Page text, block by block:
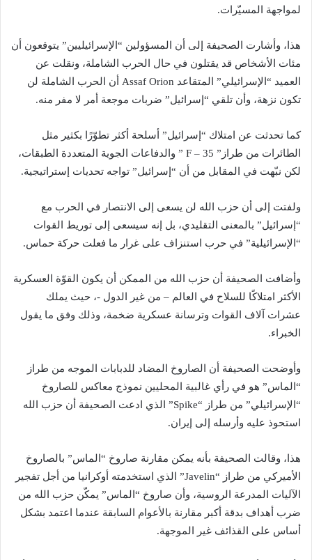
لمواجهة المسيّرات.
هذا، وأشارت الصحيفة إلى أن المسؤولين “الإسرائيليين” يتوقعون أن
مئات الأشخاص قد يقتلون في حال الحرب الشاملة، ونقلت عن
العميد “الإسرائيلي” المتقاعد Assaf Orion أن الحرب الشاملة لن
تكون نزهة، وأن تلقي “إسرائيل” ضربات موجعة أمر لا مفر منه.
كما تحدثت عن امتلاك “إسرائيل” أسلحة أكثر تطوّرًا بكثير مثل
الطائرات من طراز” F – 35 ” والدفاعات الجوية المتعددة الطبقات،
لكن نبّهت في المقابل من أن “إسرائيل” تواجه تحديات إستراتيجية.
ولفتت إلى أن حزب الله لن يسعى إلى الانتصار في الحرب مع
“إسرائيل” بالمعنى التقليدي، بل إنه سيسعى إلى توريط القوات
“الإسرائيلية” في حرب استنزاف على غرار ما فعلت حركة حماس.
وأضافت الصحيفة أن حزب الله من الممكن أن يكون القوّة العسكرية
الأكثر امتلاكًا للسلاح في العالم – من غير الدول -، حيث يملك
عشرات آلاف القوات وترسانة عسكرية ضخمة، وذلك وفق ما يقول
الخبراء.
وأوضحت الصحيفة أن الصاروخ المضاد للدبابات الموجه من طراز
“الماس” هو في رأي غالبية المحليين نموذج معاكس للصاروخ
“الإسرائيلي” من طراز “Spike” الذي ادعت الصحيفة أن حزب الله
استحوذ عليه وأرسله إلى إيران.
هذا، وقالت الصحيفة بأنه يمكن مقارنة صاروخ “الماس” بالصاروخ
الأميركي من طراز “Javelin” الذي استخدمته أوكرانيا من أجل تفجير
الآليات المدرعة الروسية، وأن صاروخ “الماس” يمكّن حزب الله من
ضرب أهداف بدقة أكبر مقارنة بالأعوام السابقة عندما اعتمد بشكل
أساس على القذائف غير الموجهة.